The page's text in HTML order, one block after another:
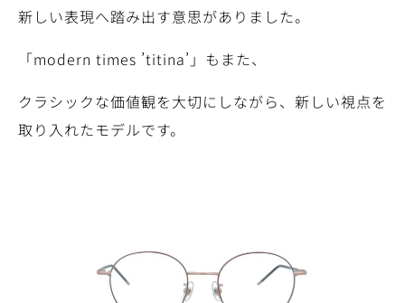
新しい表現へ踏み出す意思がありました。
「modern times ’titina’」もまた、
クラシックな価値観を大切にしながら、新しい視点を
取り入れたモデルです。